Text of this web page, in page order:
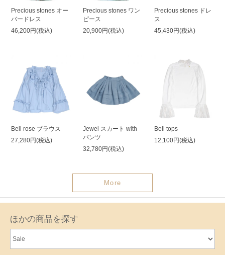
Precious stones オー
バードレス
46,200円(税込)
Precious stones ワン
ピース
20,900円(税込)
Precious stones ドレ
ス
45,430円(税込)
Bell rose ブラウス
27,280円(税込)
Jewel スカート with
パンツ
32,780円(税込)
Bell tops
12,100円(税込)
More
ほかの商品を探す